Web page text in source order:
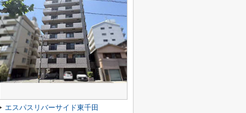
エスパスリバーサイド東千田